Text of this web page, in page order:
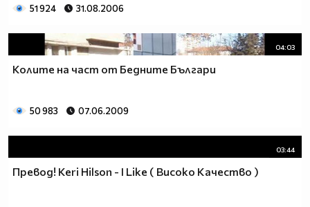
51 924 31.08.2006
04:03
Колите на част от Бедните Българи
50 983 07.06.2009
03:44
Превод! Keri Hilson - I Like ( Високо Качество )